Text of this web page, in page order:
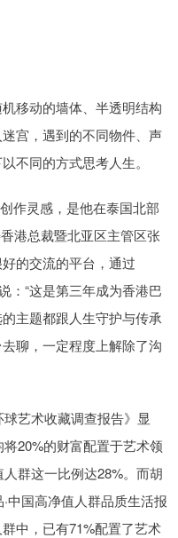
移动的墙体、半透明结构
宫，遇到的不同物件、声
不同的方式思考人生。
作灵感，是他在泰国北部
港总裁暨北亚区主管区张
的交流的平台，通过
：“这是第三年成为香港巴
主题都跟人生守护与传承
聊，一定程度上解除了沟
艺术收藏调查报告》显
20%的财富配置于艺术领
群这一比例达28%。而胡
中国高净值人群品质生活报
中，已有71%配置了艺术